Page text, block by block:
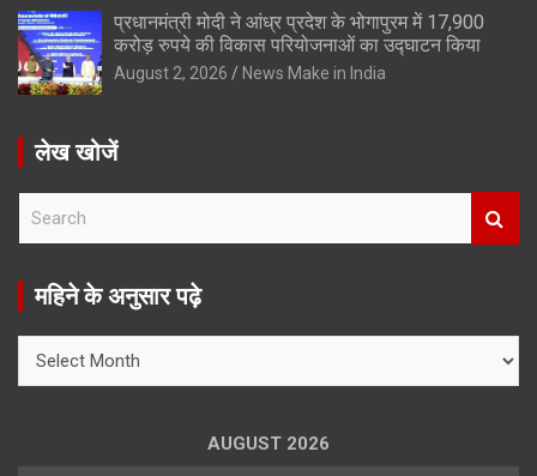
प्रधानमंत्री मोदी ने आंध्र प्रदेश के भोगापुरम में 17,900
करोड़ रुपये की विकास परियोजनाओं का उद्घाटन किया
August 2, 2026 News Make in India
लेख खोजें
r
महिने के अनुसार पढ़े
AUGUST 2026